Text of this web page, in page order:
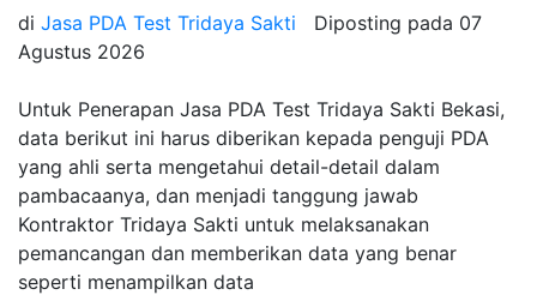
di Jasa PDA Test Tridaya Sakti Diposting pada 07
Agustus 2026
Untuk Penerapan Jasa PDA Test Tridaya Sakti Bekasi,
data berikut ini harus diberikan kepada penguji PDA
yang ahli serta mengetahui detail-detail dalam
pambacaanya, dan menjadi tanggung jawab
Kontraktor Tridaya Sakti untuk melaksanakan
pemancangan dan memberikan data yang benar
seperti menampilkan data